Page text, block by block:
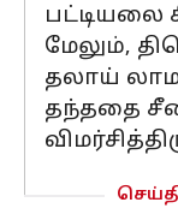
பட்டியலை
மேலும்,
தலாய்
தந்ததை